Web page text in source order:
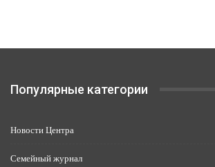
Популярные категории
Новости Центра
Семейный журнал